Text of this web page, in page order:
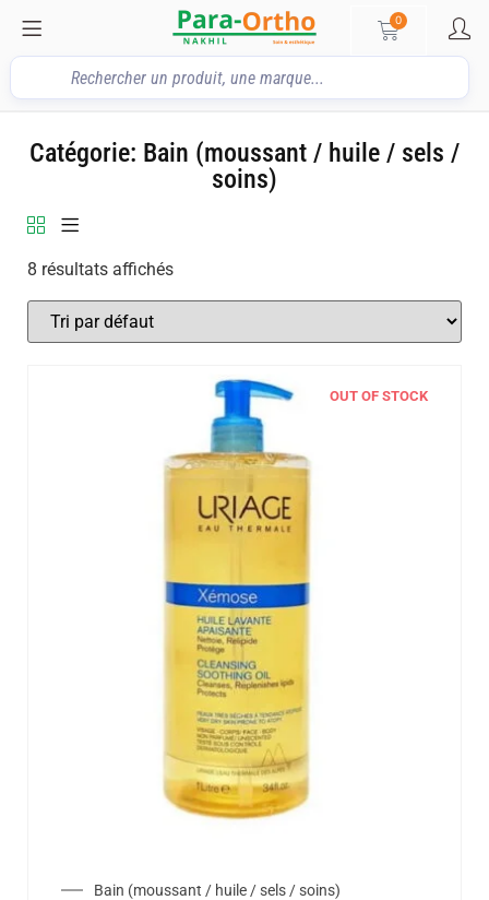
0
Catégorie: Bain (moussant / huile / sels /
soins)
8 résultats affichés
OUT OF STOCK
Bain (moussant / huile / sels / soins)